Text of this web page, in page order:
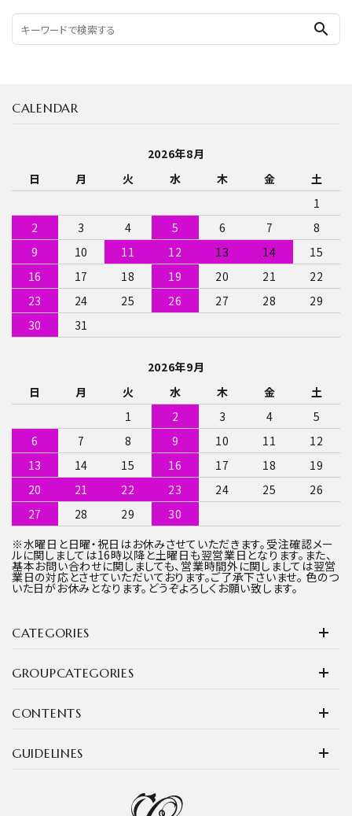
search
CATEGORIES
GROUPCATEGORIES
CONTENTS
CALENDAR
2026年8月
日
月 火 水 木 金
土
1
2
3 4 5 6 7
8
9
10 11 12 13 14
15
16
17 18 19 20 21
22
23
24 25 26 27 28
29
30
31
2026年9月
日
月 火 水 木 金
土
1
2 3 4
5
6
7 8 9 10 11
12
13
14 15 16 17 18
19
20
21 22 23 24 25
26
27
28 29
30
※水曜日と日曜・祝日はお休みさせていただきます。受注確認メー
ルに関しましては16時以降と土曜日も翌営業日となります。また、
基本お問い合わせに関しましても、営業時間外に関しましては翌営
業日の対応とさせていただいております。ご了承下さいませ。 色のつ
いた日がお休みとなります。どうぞよろしくお願い致します。
GUIDELINES